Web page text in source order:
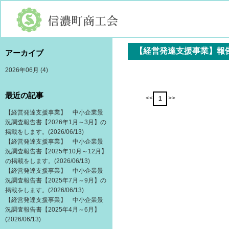
【経営発達支援事業】報
<< 1 >>
アーカイブ
2026年06月 (4)
最近の記事
【経営発達支援事業】 中小企業景
況調査報告書【2026年1月～3月】の
掲載をします。 (2026/06/13)
【経営発達支援事業】 中小企業景
況調査報告書【2025年10月～12月】
の掲載をします。 (2026/06/13)
【経営発達支援事業】 中小企業景
況調査報告書【2025年7月～9月】の
掲載をします。 (2026/06/13)
【経営発達支援事業】 中小企業景
況調査報告書【2025年4月～6月】
(2026/06/13)